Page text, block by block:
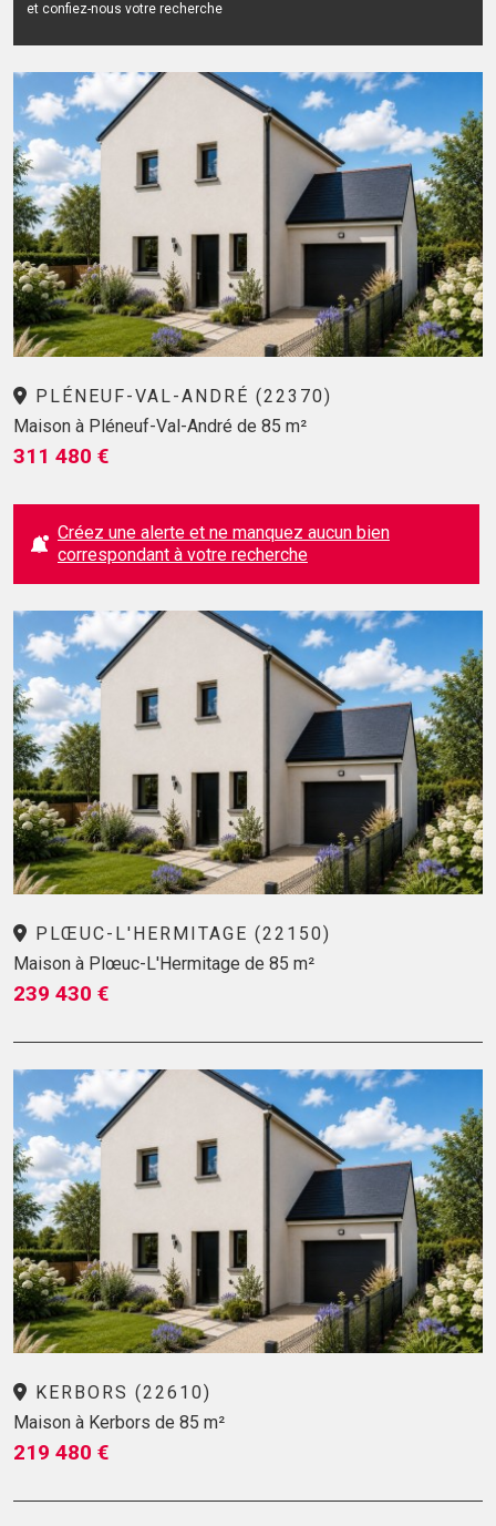
et confiez-nous votre recherche
PLÉNEUF-VAL-ANDRÉ (22370)
Maison à Pléneuf-Val-André de 85 m²
311 480 €
Créez une alerte et ne manquez aucun bien
correspondant à votre recherche
PLŒUC-L'HERMITAGE (22150)
Maison à Plœuc-L'Hermitage de 85 m²
239 430 €
KERBORS (22610)
Maison à Kerbors de 85 m²
219 480 €